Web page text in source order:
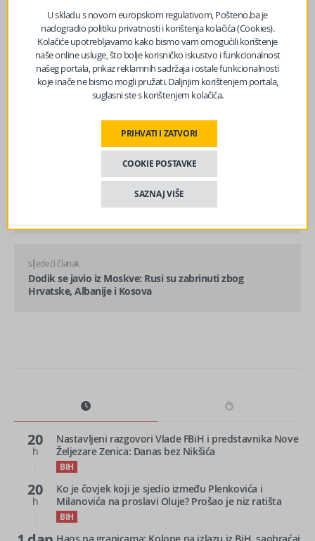
Nagla promjena vremena u BiH: Danas očekujte
sljedeći članak
Dodik se javio iz Moskve: Rusi su zabrinuti zbog
Hrvatske, Albanije i Kosova
20
h
Nastavljeni razgovori Vlade FBiH i predstavnika Nove
Željezare Zenica: Danas bez Nikšića
BIH
20
h
Ko je čovjek koji je sjedio između Plenkovića i
Milanovića na proslavi Oluje? Prošao je niz ratišta
BIH
U skladu s novom europskom regulativom, Pošteno.ba je
nadogradio politiku privatnosti i korištenja kolačića (Cookies).
Kolačiće upotrebljavamo kako bismo vam omogućili korištenje
naše online usluge, što bolje korisničko iskustvo i funkcionalnost
našeg portala, prikaz reklamnih sadržaja i ostale funkcionalnosti
koje inače ne bismo mogli pružati. Daljnjim korištenjem portala,
suglasni ste s korištenjem kolačića.
PRIHVATI I ZATVORI
COOKIE POSTAVKE
SAZNAJ VIŠE